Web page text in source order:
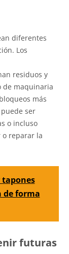
diferentes
Los
residuos y
de maquinaria
más
ser
o incluso
reparar la
de forma
futuras